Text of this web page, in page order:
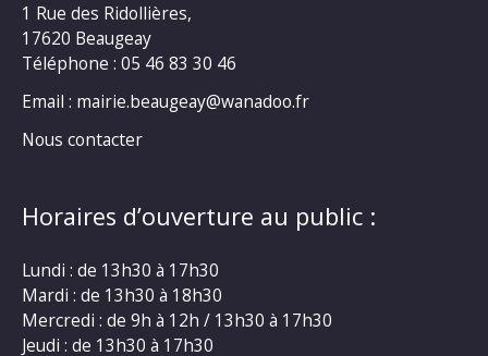
1 Rue des Ridollières,
17620 Beaugeay
Téléphone : 05 46 83 30 46
Email : mairie.beaugeay@wanadoo.fr
Nous contacter
Horaires d’ouverture au public :
Lundi : de 13h30 à 17h30
Mardi : de 13h30 à 18h30
Mercredi : de 9h à 12h / 13h30 à 17h30
Jeudi : de 13h30 à 17h30